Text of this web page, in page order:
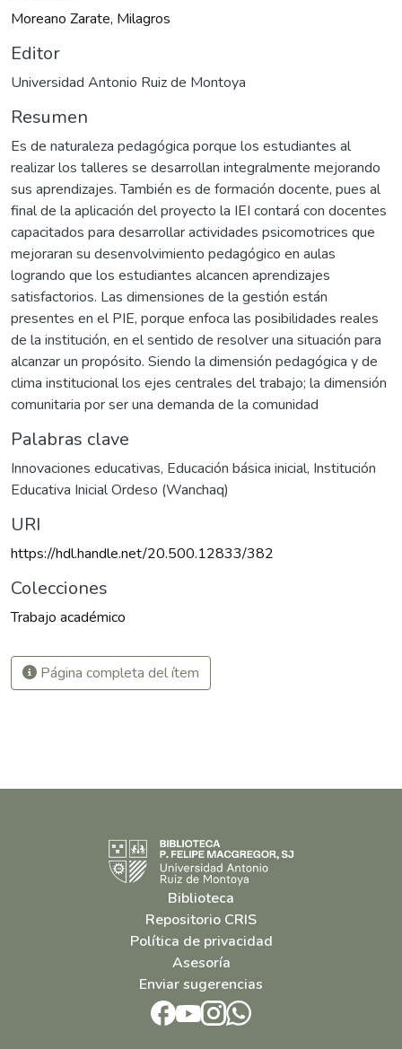
Moreano Zarate, Milagros
Editor
Universidad Antonio Ruiz de Montoya
Resumen
Es de naturaleza pedagógica porque los estudiantes al
realizar los talleres se desarrollan integralmente mejorando
sus aprendizajes. También es de formación docente, pues al
final de la aplicación del proyecto la IEI contará con docentes
capacitados para desarrollar actividades psicomotrices que
mejoraran su desenvolvimiento pedagógico en aulas
logrando que los estudiantes alcancen aprendizajes
satisfactorios. Las dimensiones de la gestión están
presentes en el PIE, porque enfoca las posibilidades reales
de la institución, en el sentido de resolver una situación para
alcanzar un propósito. Siendo la dimensión pedagógica y de
clima institucional los ejes centrales del trabajo; la dimensión
comunitaria por ser una demanda de la comunidad
Palabras clave
Innovaciones educativas, Educación básica inicial, Institución
Educativa Inicial Ordeso (Wanchaq)
URI
https://hdl.handle.net/20.500.12833/382
Colecciones
Trabajo académico
Página completa del ítem
Biblioteca
Repositorio CRIS
Política de privacidad
Asesoría
Enviar sugerencias